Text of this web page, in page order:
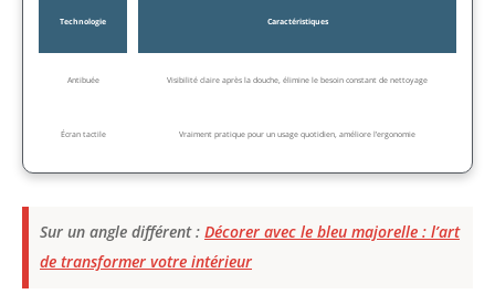
Technologie Caractéristiques
Antibuée Visibilité claire après la douche, élimine le besoin constant de nettoyage
Écran tactile Vraiment pratique pour un usage quotidien, améliore l’ergonomie
Sur un angle différent : Décorer avec le bleu majorelle : l’art
de transformer votre intérieur